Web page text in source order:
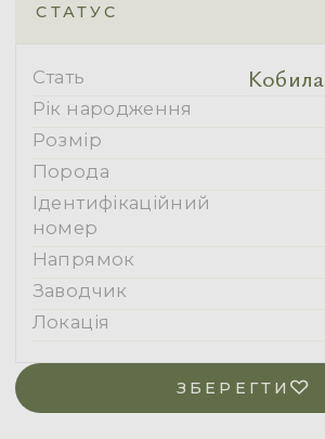
СТАТУС
Стать Кобила
Рік народження
Розмір
Порода
Ідентифікаційний
номер
Напрямок
Заводчик
Локація
ЗБЕРЕГТИ